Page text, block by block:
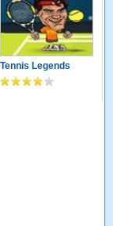
Tennis Legends